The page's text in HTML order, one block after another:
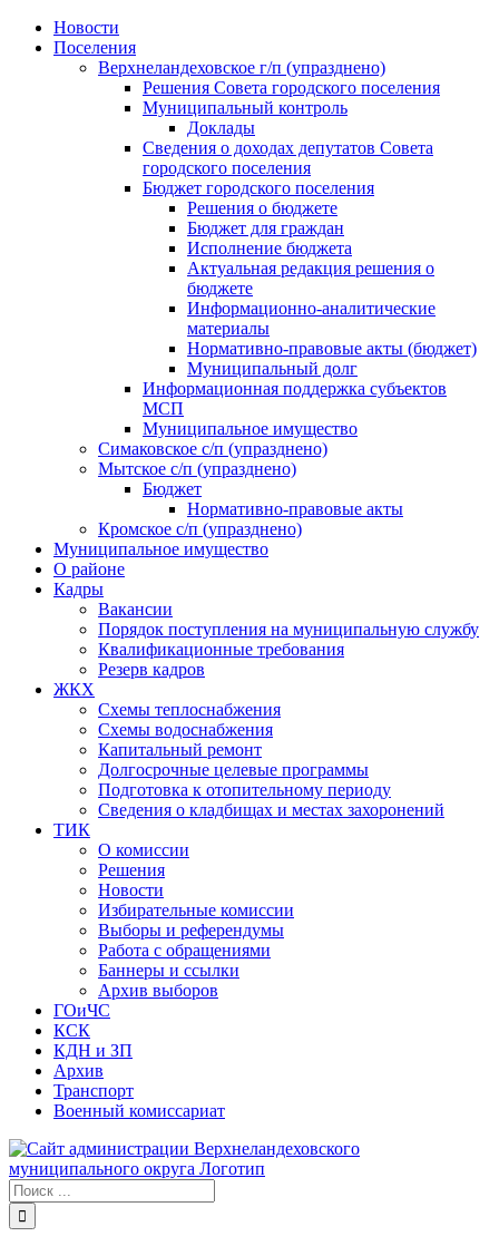
Skip
Новости
Поселения
Верхнеландеховское г/п (упразднено)
Решения Совета городского поселения
Муниципальный контроль
Доклады
Сведения о доходах депутатов Совета
городского поселения
Бюджет городского поселения
Решения о бюджете
Бюджет для граждан
Исполнение бюджета
Актуальная редакция решения о
бюджете
Информационно-аналитические
материалы
Нормативно-правовые акты (бюджет)
Муниципальный долг
Информационная поддержка субъектов
МСП
Муниципальное имущество
Симаковское с/п (упразднено)
Мытское с/п (упразднено)
Бюджет
Нормативно-правовые акты
Кромское с/п (упразднено)
Муниципальное имущество
О районе
Кадры
Вакансии
Порядок поступления на муниципальную службу
Квалификационные требования
Резерв кадров
ЖКХ
Схемы теплоснабжения
Схемы водоснабжения
Капитальный ремонт
Долгосрочные целевые программы
Подготовка к отопительному периоду
Сведения о кладбищах и местах захоронений
ТИК
О комиссии
Решения
Новости
Избирательные комиссии
Выборы и референдумы
Работа с обращениями
Баннеры и ссылки
Архив выборов
ГОиЧС
КСК
КДН и ЗП
Архив
Транспорт
Военный комиссариат
Результат
поиска: